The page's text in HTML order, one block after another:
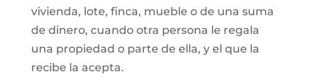
vivienda, lote, finca, mueble o de una suma
de dinero, cuando otra persona le regala
una propiedad o parte de ella, y el que la
recibe la acepta.